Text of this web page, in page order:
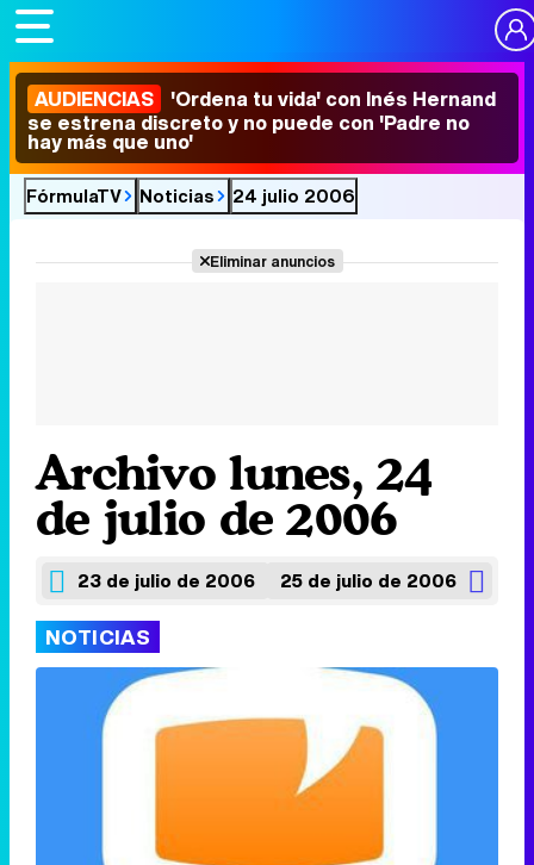
AUDIENCIAS 'Ordena tu vida' con Inés Hernand
se estrena discreto y no puede con 'Padre no
hay más que uno'
FórmulaTV Noticias 24 julio 2006
Eliminar anuncios
Archivo lunes, 24
de julio de 2006
23 de julio de 2006 25 de julio de 2006
NOTICIAS